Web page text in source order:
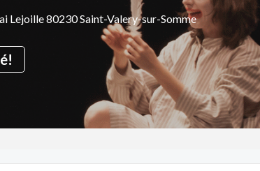
Lejoille 80230 Saint-Valery-sur-Somme